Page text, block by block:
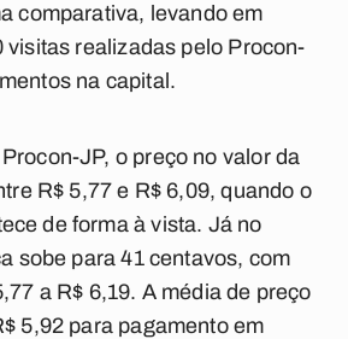
comparativa, levando em
visitas realizadas pelo Procon-
na capital.
JP, o preço no valor da
R$ 5,77 e R$ 6,09, quando o
de forma à vista. Já no
sobe para 41 centavos, com
a R$ 6,19. A média de preço
5,92 para pagamento em